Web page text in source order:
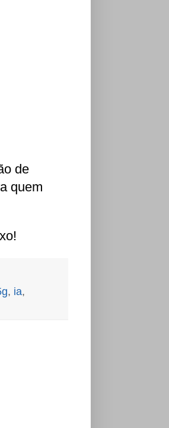
de
quem
, ia,